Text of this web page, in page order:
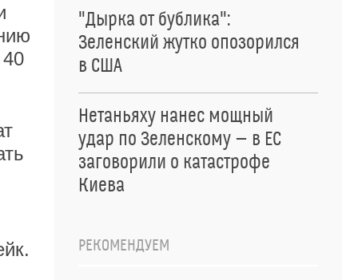
"Дырка от бублика":
Зеленский жутко опозорился
в США
Нетаньяху нанес мощный
удар по Зеленскому — в ЕС
заговорили о катастрофе
Киева
РЕКОМЕНДУЕМ